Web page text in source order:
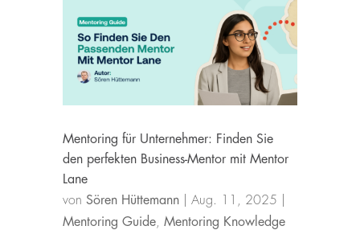
Mentoring für Unternehmer: Finden Sie
den perfekten Business-Mentor mit Mentor
Lane
vonSören Hüttemann |Aug. 11, 2025
Mentoring Guide ,Mentoring Knowledge